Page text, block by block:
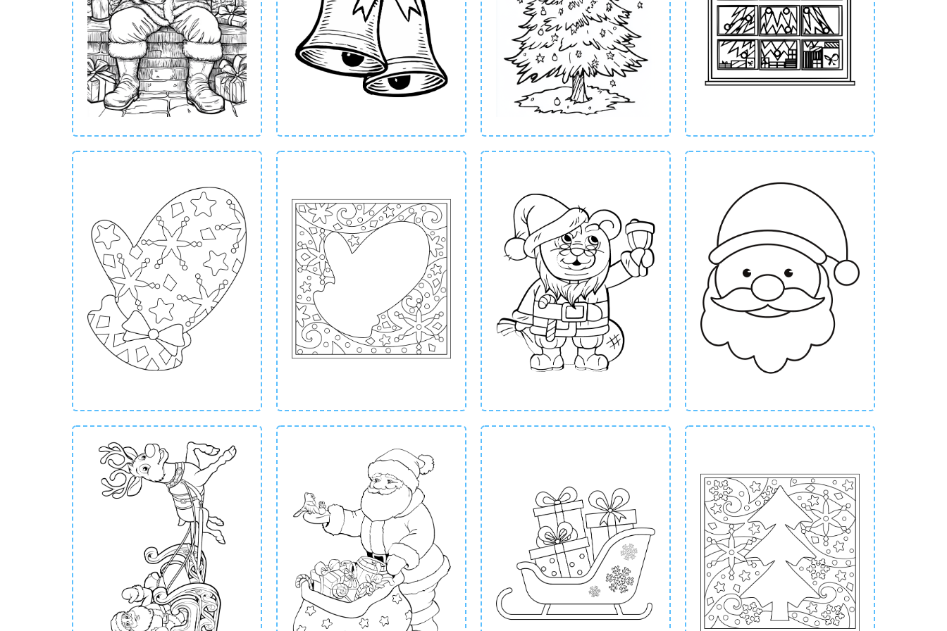
gedetailleerd winterlandschap, er is altijd een kleurplaat die past bij hun niveau.
Print jouw kerst kleurplaat gratis uit!
Bij Kleurplaat24 is het printen van een kerst kleurplaat eenvoudig en helemaal gratis. Blader door onze collectie,
kies je favoriete ontwerp en klik op de knop om te downloaden. Binnen een paar seconden heb je je kleurplaat
kerstmis klaar om in te kleuren. Of je nu een sneeuwpop, kerstboom of de kerstman wilt kleuren, bij ons begint het
Laat je kerst creativiteit stralen
Met onze kerstmis kleurplaten maak je van deze feestdagen een nóg groter feest. Laat je creativiteit de vrije loop,
versier je huis met zelfgemaakte kunstwerken en breng de familie samen rond de tafel voor een ontspannen en
vrolijke activiteit. We hebben ook andere feestelijke kleurplaten daarnaast. Wat dacht je bijvoorbeeld van een
carnaval kleurplaat
? Of kies een vrolijke paas kleurplaatuit! Begin vandaag nog en ontdek hoe leuk het is om jouw
ideale kleurplaat kerst in te kleuren!